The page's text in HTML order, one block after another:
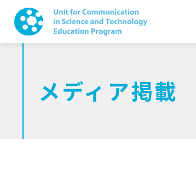
メディア掲載